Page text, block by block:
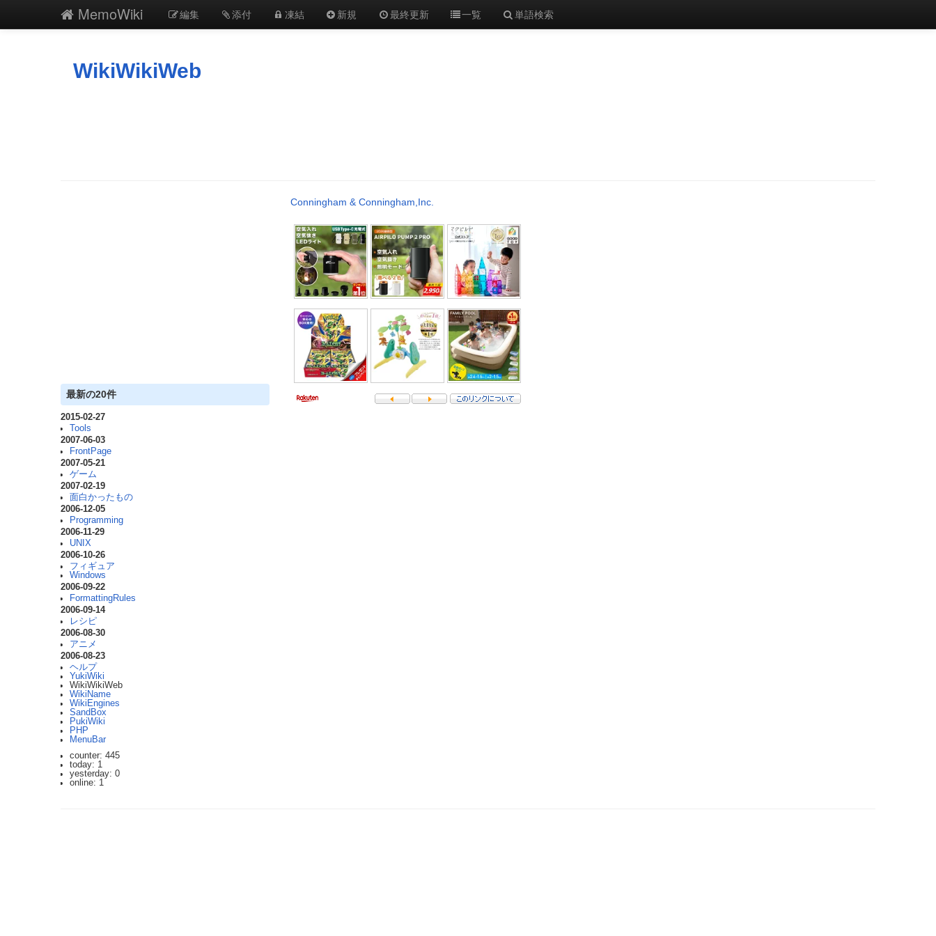
MemoWiki 編集 添付 凍結 新規 最終更新 一覧 単語検索
WikiWikiWeb
最新の20件
2015-02-27
Tools
2007-06-03
FrontPage
2007-05-21
ゲーム
2007-02-19
面白かったもの
2006-12-05
Programming
2006-11-29
UNIX
2006-10-26
フィギュア
Windows
2006-09-22
FormattingRules
2006-09-14
レシピ
2006-08-30
アニメ
2006-08-23
ヘルプ
YukiWiki
WikiWikiWeb
WikiName
WikiEngines
SandBox
PukiWiki
PHP
MenuBar
counter: 445
today: 1
yesterday: 0
online: 1
Conningham & Conningham,Inc.